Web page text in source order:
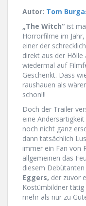
Autor: Tom
„The Witch“ ist
Horrorfilme im
einer der
direkt aus der Hölle
wiedermal auf
Geschenkt. Dass
raushauen als
schon!!!
Doch der Trailer
eine
noch nicht ganz
dann tatsächlich
immer ein Fan von
allgemeinen das
diesem
Eggers, der zuvor
Kostümbildner
mehr als nur zu